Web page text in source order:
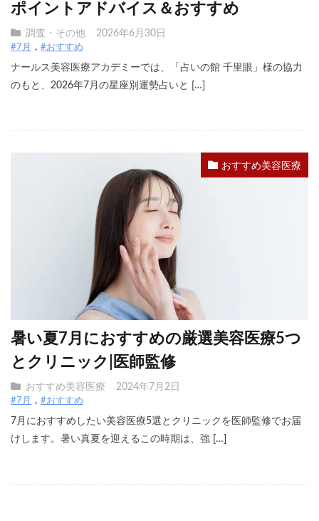
ポイントアドバイス＆おすすめ
調査・その他 2026年6月30日
#7月 #おすすめ
ナールス美容医療アカデミーでは、「占いの館 千里眼」様の協力
のもと、2026年7月の星座別運勢占いと […]
おすすめ美容医療
暑い夏7月におすすめの厳選美容医療5つ
とクリニック|医師監修
おすすめ美容医療 2024年7月2日
#7月 #おすすめ
7月におすすめしたい美容医療5選とクリニックを医師監修でお届
けします。暑い真夏を迎えるこの時期は、強 […]